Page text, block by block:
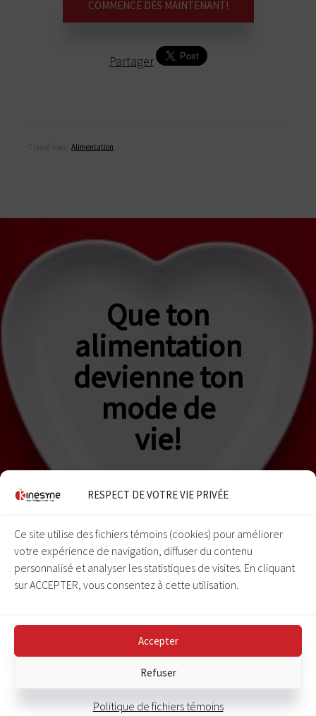
RESPECT DE VOTRE VIE PRIVÉE
Ce site utilise des fichiers témoins (cookies) pour améliorer
votre expérience de navigation, diffuser du contenu
personnalisé et analyser les statistiques de visites. En cliquant
sur ACCEPTER, vous consentez à cette utilisation.
Accepter
Refuser
Politique de fichiers témoins
COMMENCE DÈS MAINTENANT!
Partager
Classé sous :Alimentation
Que ton
alimentation
devienne ton
mode de
vie!
COPYRIGHT © 2026 · KINÉSYNE CONSULTANTS INC. · TOUS DROITS
RÉSERVÉS